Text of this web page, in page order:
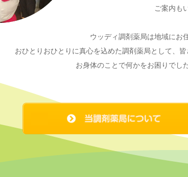
ご案内も
ウッディ調剤薬局は地域にお
おひとりおひとりに真心を込めた調剤薬局として、
お身体のことで何かをお困りでし